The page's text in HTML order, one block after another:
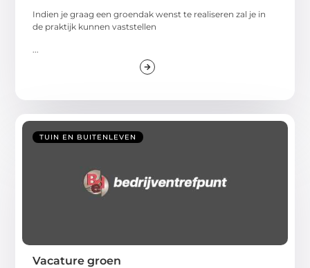
Indien je graag een groendak wenst te realiseren zal je in
de praktijk kunnen vaststellen
TUIN EN BUITENLEVEN
Vacature groen